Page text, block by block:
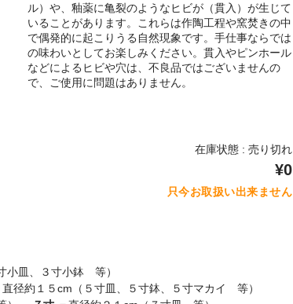
ル）や、釉薬に亀裂のようなヒビが（貫入）が生じて
いることがあります。これらは作陶工程や窯焚きの中
で偶発的に起こりうる自然現象です。手仕事ならでは
の味わいとしてお楽しみください。貫入やピンホール
などによるヒビや穴は、不良品ではございませんの
で、ご使用に問題はありません。
在庫状態 : 売り切れ
¥0
只今お取扱い出来ません
小皿、３寸小鉢 等）
直径約１５cm（５寸皿、５寸鉢、５寸マカイ 等）